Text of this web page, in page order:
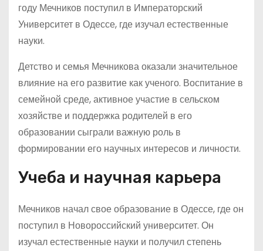
году Мечников поступил в Императорский
Университет в Одессе, где изучал естественные
науки.
Детство и семья Мечникова оказали значительное
влияние на его развитие как ученого. Воспитание в
семейной среде, активное участие в сельском
хозяйстве и поддержка родителей в его
образовании сыграли важную роль в
формировании его научных интересов и личности.
Учеба и научная карьера
Мечников начал свое образование в Одессе, где он
поступил в Новороссийский университет. Он
изучал естественные науки и получил степень